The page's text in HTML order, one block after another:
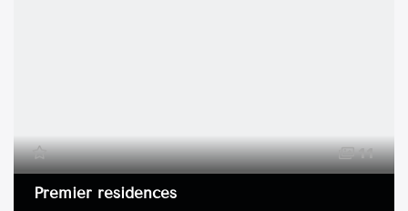
11
Premier residences